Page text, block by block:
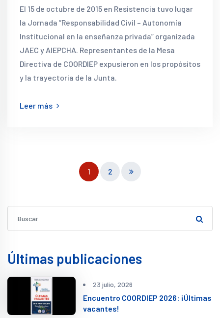
El 15 de octubre de 2015 en Resistencia tuvo lugar
la Jornada “Responsabilidad Civil – Autonomía
Institucional en la enseñanza privada” organizada
JAEC y AIEPCHA. Representantes de la Mesa
Directiva de COORDIEP expusieron en los propósitos
y la trayectoria de la Junta.
Leer más
1 2
Últimas publicaciones
23 julio, 2026
Encuentro COORDIEP 2026: ¡Últimas
vacantes!